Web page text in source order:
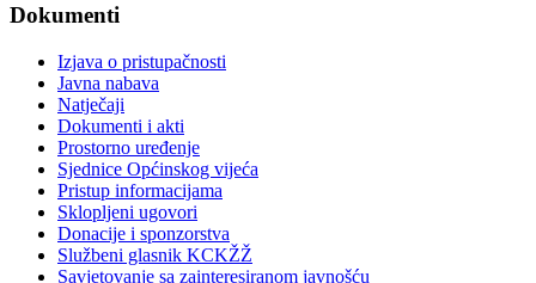
Dokumenti
Izjava o pristupačnosti
Javna nabava
Natječaji
Dokumenti i akti
Prostorno uređenje
Sjednice Općinskog vijeća
Pristup informacijama
Sklopljeni ugovori
Donacije i sponzorstva
Službeni glasnik KCKŽŽ
Savjetovanje sa zainteresiranom javnošću